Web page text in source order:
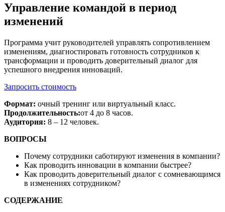
Управление командой в период
изменений
Программа учит руководителей управлять сопротивлением
изменениям, диагностировать готовность сотрудников к
трансформации и проводить доверительный диалог для
успешного внедрения инноваций.
Запросить стоимость
Формат: очный тренинг или виртуальный класс.
Продолжительность:от 4 до 8 часов.
Аудитория: 8 – 12 человек.
ВОПРОСЫ
Почему сотрудники саботируют изменения в компании?
Как проводить инновации в компании быстрее?
Как проводить доверительный диалог с сомневающимся
в изменениях сотрудником?
СОДЕРЖАНИЕ